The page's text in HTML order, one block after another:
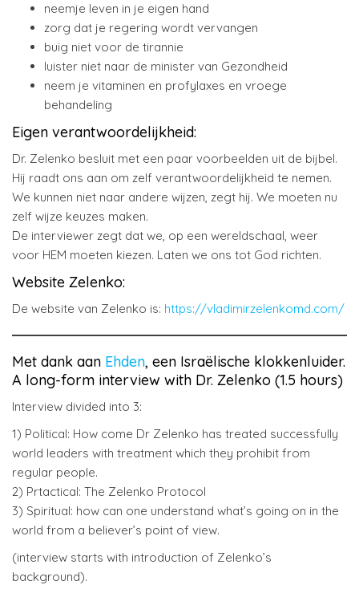
neemje leven in je eigen hand
zorg dat je regering wordt vervangen
buig niet voor de tirannie
luister niet naar de minister van Gezondheid
neem je vitaminen en profylaxes en vroege
behandeling
Eigen verantwoordelijkheid:
Dr. Zelenko besluit met een paar voorbeelden uit de bijbel.
Hij raadt ons aan om zelf verantwoordelijkheid te nemen.
We kunnen niet naar andere wijzen, zegt hij. We moeten nu
zelf wijze keuzes maken.
De interviewer zegt dat we, op een wereldschaal, weer
voor HEM moeten kiezen. Laten we ons tot God richten.
Website Zelenko:
De website van Zelenko is: https://vladimirzelenkomd.com/
Met dank aan Ehden, een Israëlische klokkenluider.
A long-form interview with Dr. Zelenko (1.5 hours)
Interview divided into 3:
1) Political: How come Dr Zelenko has treated successfully
world leaders with treatment which they prohibit from
regular people.
2) Prtactical: The Zelenko Protocol
3) Spiritual: how can one understand what’s going on in the
world from a believer’s point of view.
(interview starts with introduction of Zelenko’s
background).